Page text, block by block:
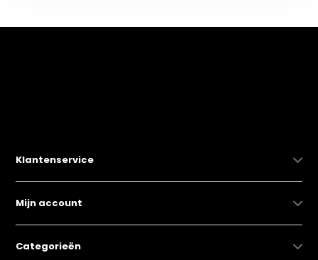
Klantenservice
Mijn account
Categorieën